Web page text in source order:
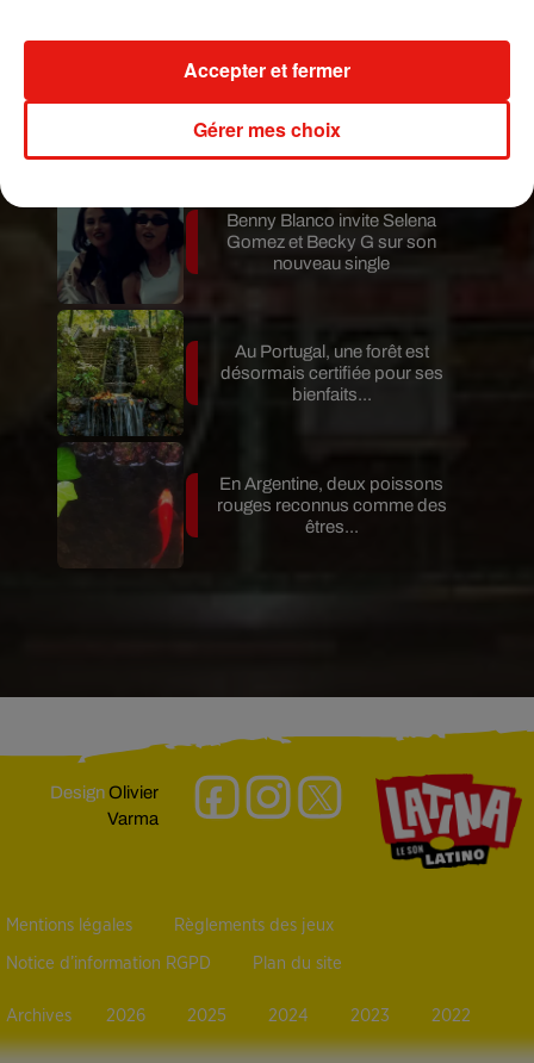
Fuego entre en éruption
Benny Blanco invite Selena
Gomez et Becky G sur son
nouveau single
Au Portugal, une forêt est
désormais certifiée pour ses
bienfaits...
En Argentine, deux poissons
rouges reconnus comme des
êtres...
DesignOlivier
Varma
Mentions légales Règlements des jeux
Notice d’information RGPD Plan du site
Archives 2026 2025 2024 2023 2022
Gérer mes choix
Accepter et fermer